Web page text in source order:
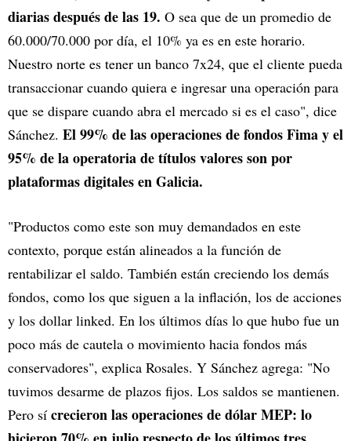
diarias después de las 19. O sea que de un promedio de
60.000/70.000 por día, el 10% ya es en este horario.
Nuestro norte es tener un banco 7x24, que el cliente pueda
transaccionar cuando quiera e ingresar una operación para
que se dispare cuando abra el mercado si es el caso", dice
Sánchez. El 99% de las operaciones de fondos Fima y el
95% de la operatoria de títulos valores son por
plataformas digitales en Galicia.
"Productos como este son muy demandados en este
contexto, porque están alineados a la función de
rentabilizar el saldo. También están creciendo los demás
fondos, como los que siguen a la inflación, los de acciones
y los dollar linked. En los últimos días lo que hubo fue un
poco más de cautela o movimiento hacia fondos más
conservadores", explica Rosales. Y Sánchez agrega: "No
tuvimos desarme de plazos fijos. Los saldos se mantienen.
Pero sí crecieron las operaciones de dólar MEP: lo